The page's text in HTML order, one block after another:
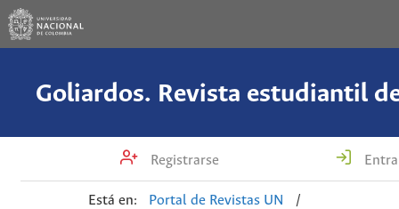
Registrarse
Está en: Portal de Revistas UN
/